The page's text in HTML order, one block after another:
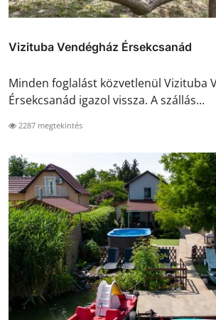
Vizituba Vendégház Érsekcsanád
Minden foglalást közvetlenül Vizituba
Érsekcsanád igazol vissza. A szállás...
2287 megtekintés